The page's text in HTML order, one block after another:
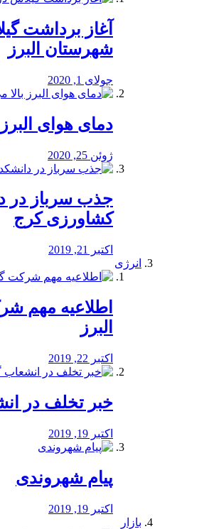
آغاز برداشت
شهرستان البرز
جولای 1, 2020
دمای هوای
ژوئن 25, 2020
جذب سرباز در
کشاورزی کرج
اکتبر 21, 2019
انرژی
️اطلاعیه مهم
البرز
اکتبر 22, 2019
خبر تخلف در
اکتبر 19, 2019
پیام شهروندی
اکتبر 19, 2019
بازار